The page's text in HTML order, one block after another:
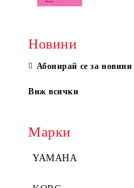
Новини
Абонирай се за новини
Виж всички
Марки
YAMAHA